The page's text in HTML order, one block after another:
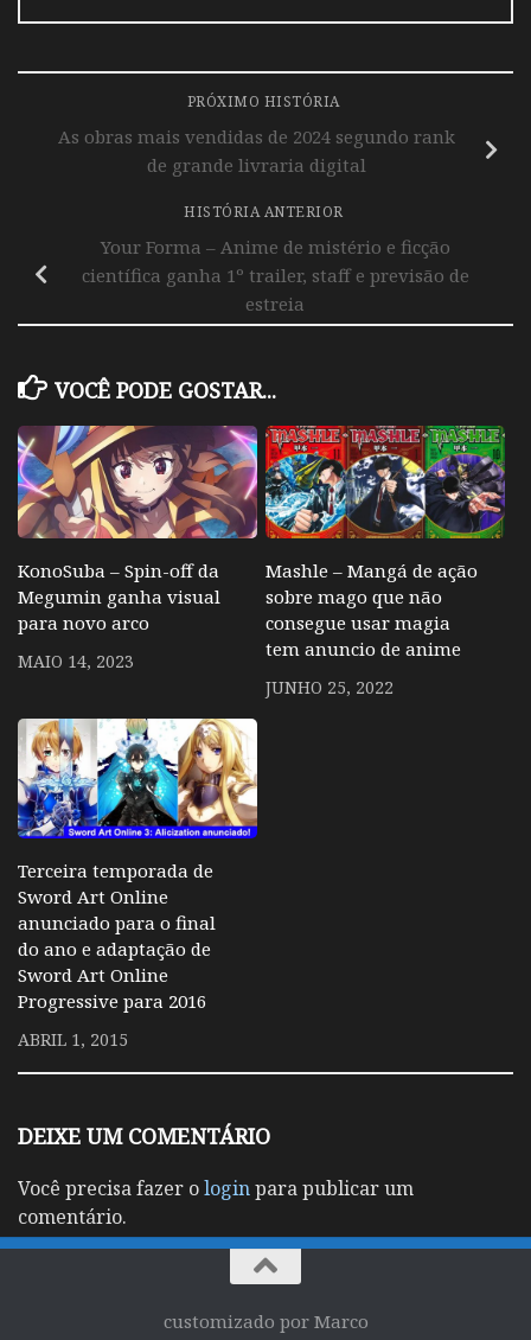
PRÓXIMO HISTÓRIA
As obras mais vendidas de 2024 segundo rank
de grande livraria digital
HISTÓRIA ANTERIOR
Your Forma – Anime de mistério e ficção
científica ganha 1º trailer, staff e previsão de
estreia
VOCÊ PODE GOSTAR...
KonoSuba – Spin-off da
Megumin ganha visual
para novo arco
MAIO 14, 2023
Mashle – Mangá de ação
sobre mago que não
consegue usar magia
tem anuncio de anime
JUNHO 25, 2022
Terceira temporada de
Sword Art Online
anunciado para o final
do ano e adaptação de
Sword Art Online
Progressive para 2016
ABRIL 1, 2015
DEIXE UM COMENTÁRIO
Você precisa fazer ologinpara publicar um
comentário.
customizado por Marco